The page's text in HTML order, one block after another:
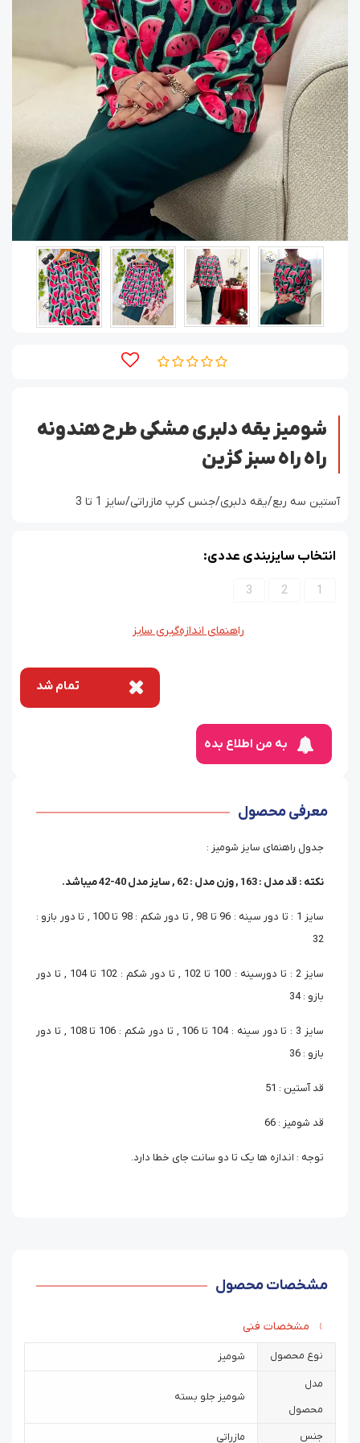
شومیز یقه دلبری مشکی طرح هندونه
راه راه سبز کژین
آستین سه ربع/یقه دلبری/جنس کرپ مازراتی/سایز 1 تا 3
انتخاب سایزبندی عددی:
1
2
3
راهنمای اندازه‌گیری سایز
تمام شد
به من اطلاع بده
معرفی محصول
جدول راهنمای سایز شومیز :
نکته : قد مدل : 163 , وزن مدل : 62 , سایز مدل 40-42 میباشد.
سایز 1 : تا دور سینه : 96 تا 98 , تا دور شکم : 98 تا 100 , تا دور بازو :
32
سایز 2 : تا دورسینه : 100 تا 102 , تا دور شکم : 102 تا 104 , تا دور
بازو : 34
سایز 3 : تا دور سینه : 104 تا 106 , تا دور شکم : 106 تا 108 , تا دور
بازو : 36
قد آستین : 51
قد شومیز : 66
توجه : اندازه ها یک تا دو سانت جای خطا دارد.
مشخصات محصول
مشخصات فنی
نوع محصول شومیز
مدل
محصول
شومیز جلو بسته
جنس مازراتی